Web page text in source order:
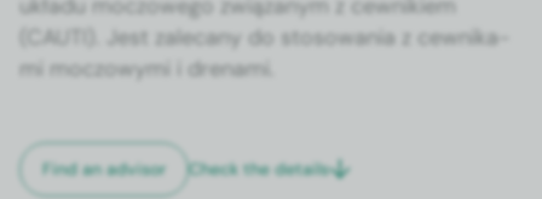
układu moc­zowego związanym z cewnikiem
(CAUTI). Jest zale­cany do stosowa­nia z cewnika­
mi moc­zowy­mi i drena­mi.
Find an advi­sor Check the details